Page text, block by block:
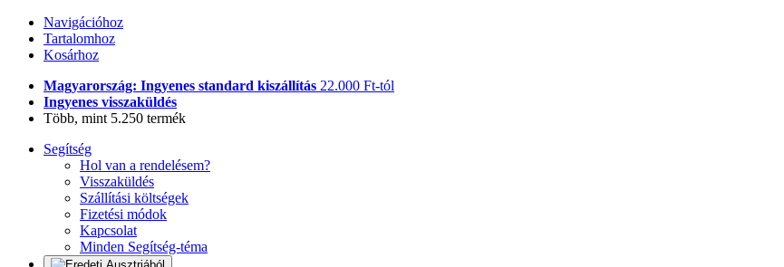
Navigációhoz
Tartalomhoz
Kosárhoz
Magyarország: Ingyenes standard kiszállítás 22.000 Ft-tól
Ingyenes visszaküldés
Több, mint 5.250 termék
Segítség
Hol van a rendelésem?
Visszaküldés
Szállítási költségek
Fizetési módok
Kapcsolat
Minden Segítség-téma